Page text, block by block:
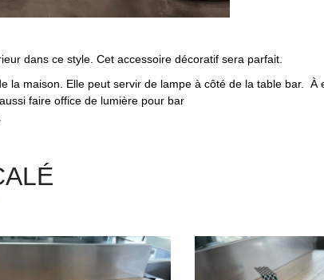
dans ce style. Cet accessoire décoratif sera parfait.
la maison. Elle peut servir de lampe à côté de la table bar. À
faire office de lumière pour bar